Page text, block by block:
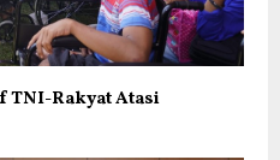
TNI-Rakyat Atasi